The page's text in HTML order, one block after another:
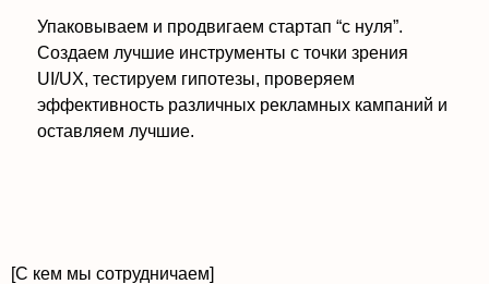
Упаковываем и продвигаем стартап “с нуля”.
Создаем лучшие инструменты с точки зрения
UI/UX, тестируем гипотезы, проверяем
эффективность различных рекламных кампаний и
оставляем лучшие.
[С кем мы сотрудничаем]